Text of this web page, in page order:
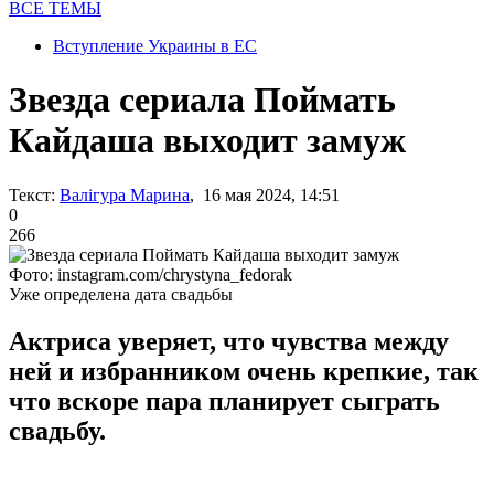
ВСЕ ТЕМЫ
Вступление Украины в ЕС
Звезда сериала Поймать
Кайдаша выходит замуж
Текст: Валігура Марина, 16 мая 2024, 14:51
0
266
Фото: instagram.com/chrystyna_fedorak
Уже определена дата свадьбы
Актриса уверяет, что чувства между
ней и избранником очень крепкие, так
что вскоре пара планирует сыграть
свадьбу.